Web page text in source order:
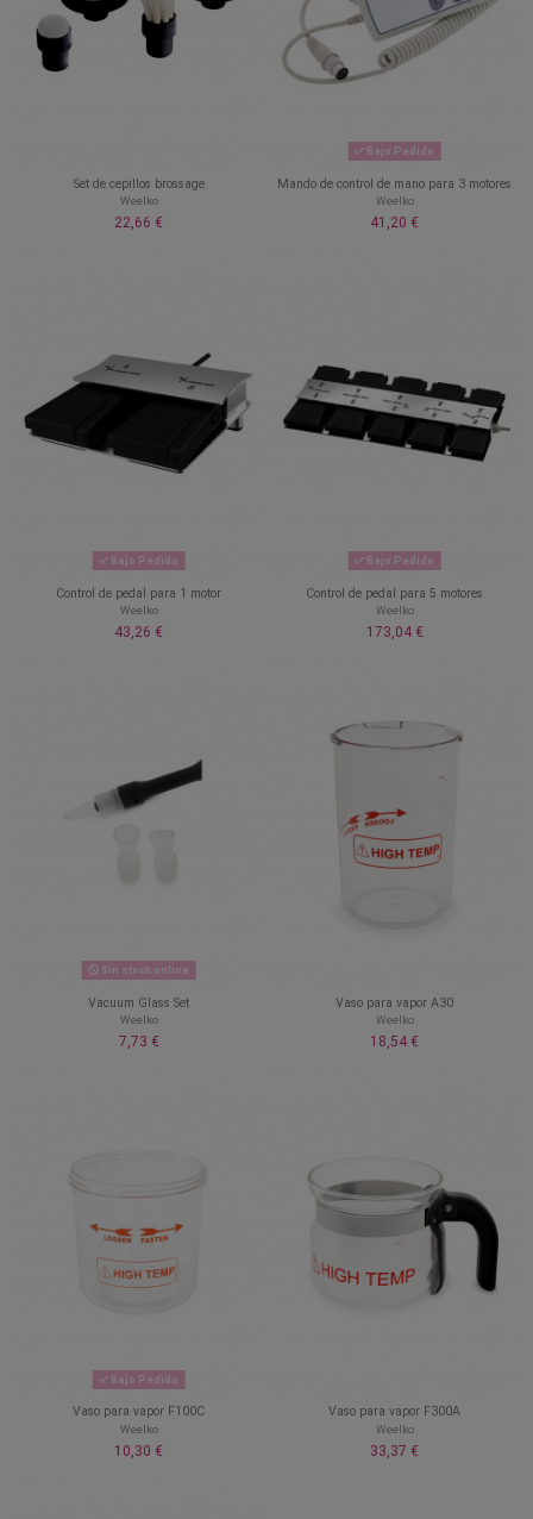
Set de cepillos brossage
Weelko
22,66 €
Bajo Pedido
Mando de control de mano para 3 motores
Weelko
41,20 €
Bajo Pedido
Control de pedal para 1 motor
Weelko
43,26 €
Bajo Pedido
Control de pedal para 5 motores
Weelko
173,04 €
Sin stock online
Vacuum Glass Set
Weelko
7,73 €
Vaso para vapor A30
Weelko
18,54 €
Bajo Pedido
Vaso para vapor F100C
Weelko
10,30 €
Vaso para vapor F300A
Weelko
33,37 €